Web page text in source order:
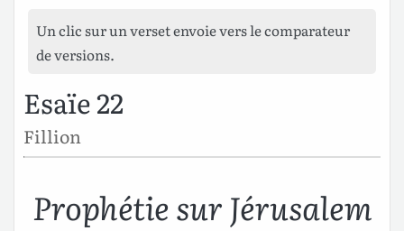
Un clic sur un verset envoie vers le comparateur
de versions.
Esaïe 22
Fillion
Prophétie sur Jérusalem